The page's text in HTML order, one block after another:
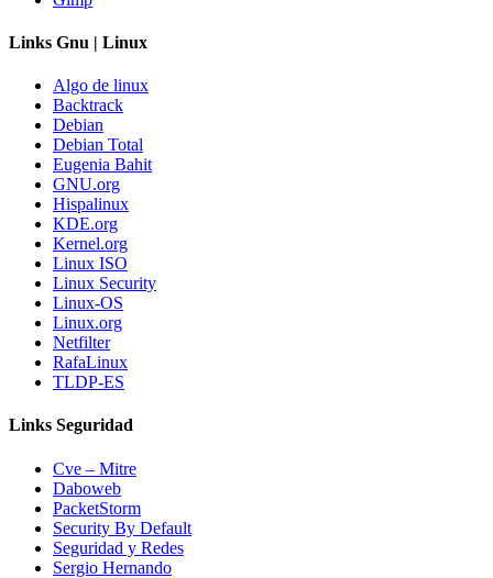
Links Gnu | Linux
Algo de linux
Backtrack
Debian
Debian Total
Eugenia Bahit
GNU.org
Hispalinux
KDE.org
Kernel.org
Linux ISO
Linux Security
Linux-OS
Linux.org
Netfilter
RafaLinux
TLDP-ES
Links Seguridad
Cve – Mitre
Daboweb
PacketStorm
Security By Default
Seguridad y Redes
Sergio Hernando